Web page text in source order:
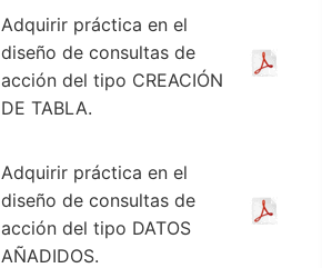
Adquirir práctica en el
diseño de consultas de
acción del tipo CREACIÓN
DE TABLA.
Adquirir práctica en el
diseño de consultas de
acción del tipo DATOS
AÑADIDOS.